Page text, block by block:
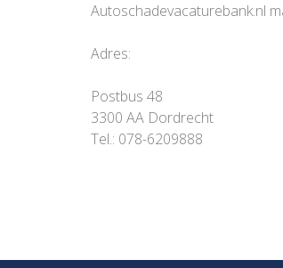
Autoschadevacaturebank.nl
Adres:
Postbus 48
3300 AA Dordrecht
Tel.: 078-6209888